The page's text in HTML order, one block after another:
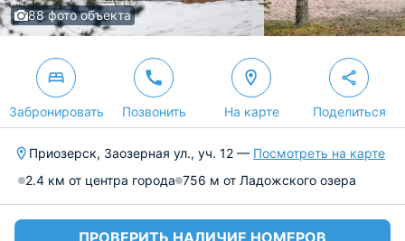
88 фото объекта
Забронировать Позвонить На карте Поделиться
Приозерск, Заозерная ул., уч. 12 — Посмотреть на карте
2.4 км от центра города 756 м от Ладожского озера
ПРОВЕРИТЬ НАЛИЧИЕ НОМЕРОВ